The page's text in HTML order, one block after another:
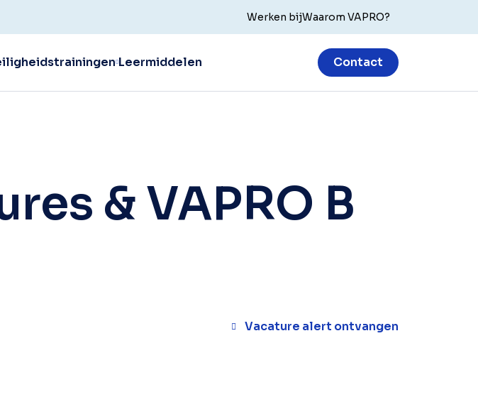
Leermiddelen
Werken bijWaarom VAPRO?
Contact
& VAPRO B
Vacature alert ontvangen